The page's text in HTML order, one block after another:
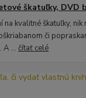
škatuľky, DVD
na kvalitné škatuľky, nik
či
A ...čítať celé